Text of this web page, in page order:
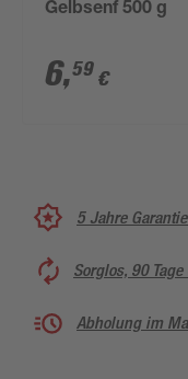
Gelbsenf 500 g
6,59 €
5 Jahre
Sorglos, 90
Abholung im